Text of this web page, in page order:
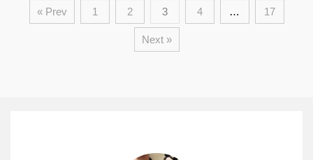
« Prev 1 2 3 4 … 17
Next »